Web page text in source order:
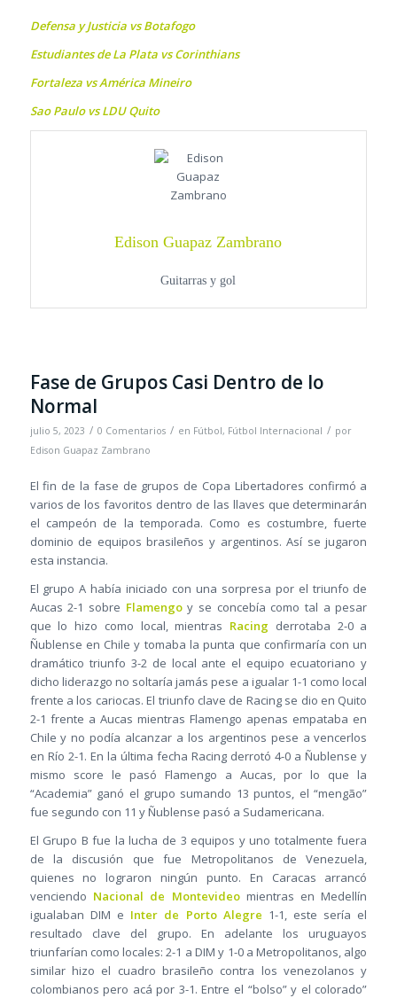
Defensa y Justicia vs Botafogo
Estudiantes de La Plata vs Corinthians
Fortaleza vs América Mineiro
Sao Paulo vs LDU Quito
Edison Guapaz Zambrano
Guitarras y gol
Fase de Grupos Casi Dentro de lo
Normal
julio 5, 2023 / 0 Comentarios / en Fútbol, Fútbol Internacional / por
Edison Guapaz Zambrano
El fin de la fase de grupos de Copa Libertadores confirmó a
varios de los favoritos dentro de las llaves que determinarán
el campeón de la temporada. Como es costumbre, fuerte
dominio de equipos brasileños y argentinos. Así se jugaron
esta instancia.
El grupo A había iniciado con una sorpresa por el triunfo de
Aucas 2-1 sobre Flamengoy se concebía como tal a pesar
que lo hizo como local, mientras Racing derrotaba 2-0 a
Ñublense en Chile y tomaba la punta que confirmaría con un
dramático triunfo 3-2 de local ante el equipo ecuatoriano y
dicho liderazgo no soltaría jamás pese a igualar 1-1 como local
frente a los cariocas. El triunfo clave de Racing se dio en Quito
2-1 frente a Aucas mientras Flamengo apenas empataba en
Chile y no podía alcanzar a los argentinos pese a vencerlos
en Río 2-1. En la última fecha Racing derrotó 4-0 a Ñublense y
mismo score le pasó Flamengo a Aucas, por lo que la
“Academia” ganó el grupo sumando 13 puntos, el “mengão”
fue segundo con 11 y Ñublense pasó a Sudamericana.
El Grupo B fue la lucha de 3 equipos y uno totalmente fuera
de la discusión que fue Metropolitanos de Venezuela,
quienes no lograron ningún punto. En Caracas arrancó
venciendo Nacional de Montevideomientras en Medellín
igualaban DIM e Inter de Porto Alegre 1-1, este sería el
resultado clave del grupo. En adelante los uruguayos
triunfarían como locales: 2-1 a DIM y 1-0 a Metropolitanos, algo
similar hizo el cuadro brasileño contra los venezolanos y
colombianos pero acá por 3-1. Entre el “bolso” y el colorado”